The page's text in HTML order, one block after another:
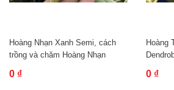
Hoàng Nhạn Xanh Semi, cách
trồng và chăm Hoàng Nhạn
0 ₫
Hoàng
0 ₫